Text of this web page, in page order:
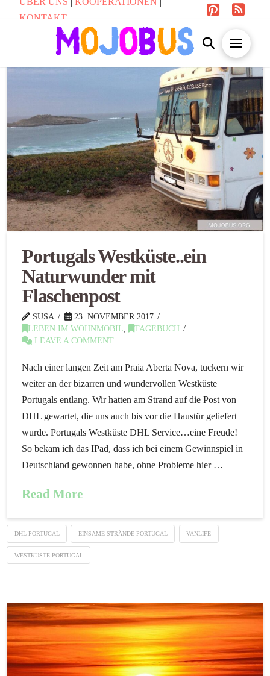
KONTAKT
Portugals Westküste..ein
Naturwunder mit
Flaschenpost
SUSA
23. NOVEMBER 2017
LEBEN IM WOHNMOBIL
TAGEBUCH
LEAVE A COMMENT
Nach einer langen Zeit am Praia Aberta Nova, tuckern wir
weiter an der bizarren und wundervollen Westküste
Portugals entlang. Wir hatten am Strand auf die Post von
DHL gewartet, die uns auch bis vor die Haustür geliefert
wurde. Portugals Westküste DHL Service…eine Freude!
So bekam ich das IPad, dass ich bei einem Gewinnspiel in
Deutschland gewonnen habe, ohne Probleme hier …
Read More
DHL PORTUGAL EINSAME STRÄNDE PORTUGAL VANLIFE
WESTKÜSTE PORTUGAL